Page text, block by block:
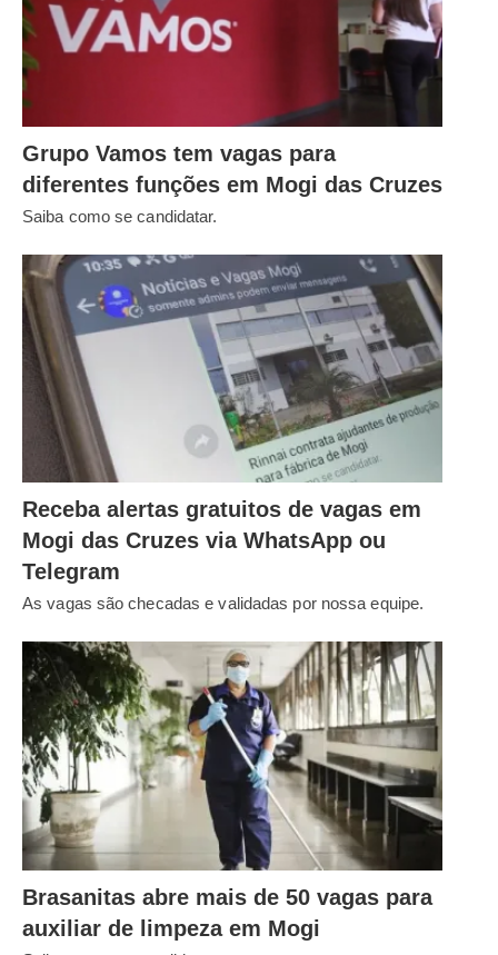
Grupo Vamos tem vagas para
diferentes funções em Mogi das Cruzes
Saiba como se candidatar.
Receba alertas gratuitos de vagas em
Mogi das Cruzes via WhatsApp ou
Telegram
As vagas são checadas e validadas por nossa equipe.
Brasanitas abre mais de 50 vagas para
auxiliar de limpeza em Mogi